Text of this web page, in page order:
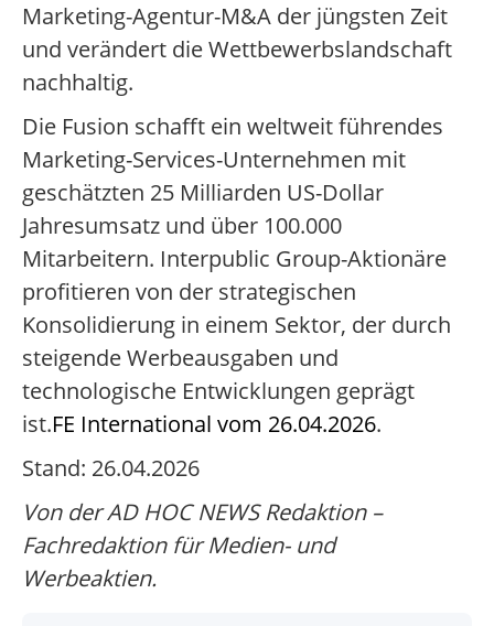
Marketing-Agentur-M&A der jüngsten Zeit
und verändert die Wettbewerbslandschaft
nachhaltig.
Die Fusion schafft ein weltweit führendes
Marketing-Services-Unternehmen mit
geschätzten 25 Milliarden US-Dollar
Jahresumsatz und über 100.000
Mitarbeitern. Interpublic Group-Aktionäre
profitieren von der strategischen
Konsolidierung in einem Sektor, der durch
steigende Werbeausgaben und
technologische Entwicklungen geprägt
ist.FE International vom 26.04.2026.
Stand: 26.04.2026
Von der AD HOC NEWS Redaktion –
Fachredaktion für Medien- und
Werbeaktien.